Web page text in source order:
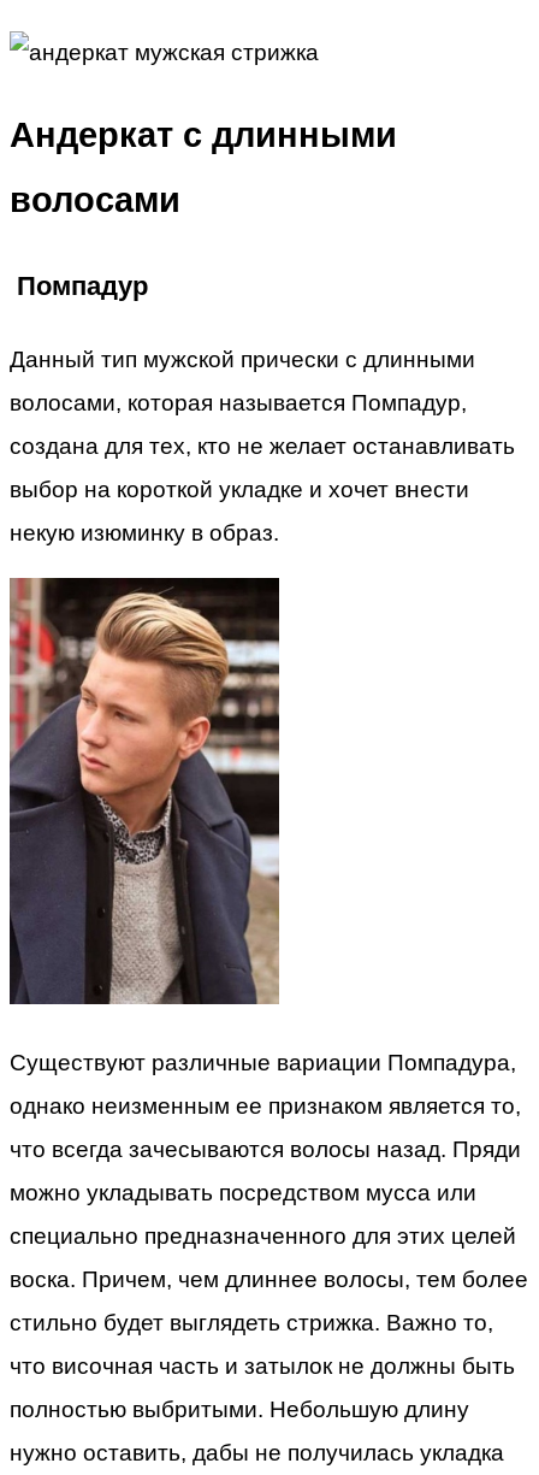
Андеркат с длинными
волосами
Помпадур
Данный тип мужской прически с длинными
волосами, которая называется Помпадур,
создана для тех, кто не желает останавливать
выбор на короткой укладке и хочет внести
некую изюминку в образ.
Существуют различные вариации Помпадура,
однако неизменным ее признаком является то,
что всегда зачесываются волосы назад. Пряди
можно укладывать посредством мусса или
специально предназначенного для этих целей
воска. Причем, чем длиннее волосы, тем более
стильно будет выглядеть стрижка. Важно то,
что височная часть и затылок не должны быть
полностью выбритыми. Небольшую длину
нужно оставить, дабы не получилась укладка